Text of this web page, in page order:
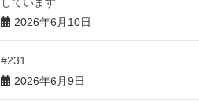
2026年6月10日
#231
2026年6月9日